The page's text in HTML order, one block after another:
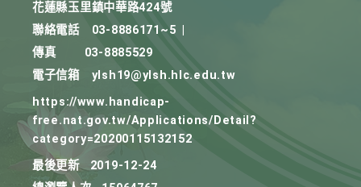
花蓮縣玉里鎮中華路424號
聯絡電話
03-8886171~5
傳真
03-8885529
電子信箱
ylsh19@ylsh.hlc.edu.tw
https://www.handicap-
free.nat.gov.tw/Applications/Detail?
category=20200115132152
最後更新
2019-12-24